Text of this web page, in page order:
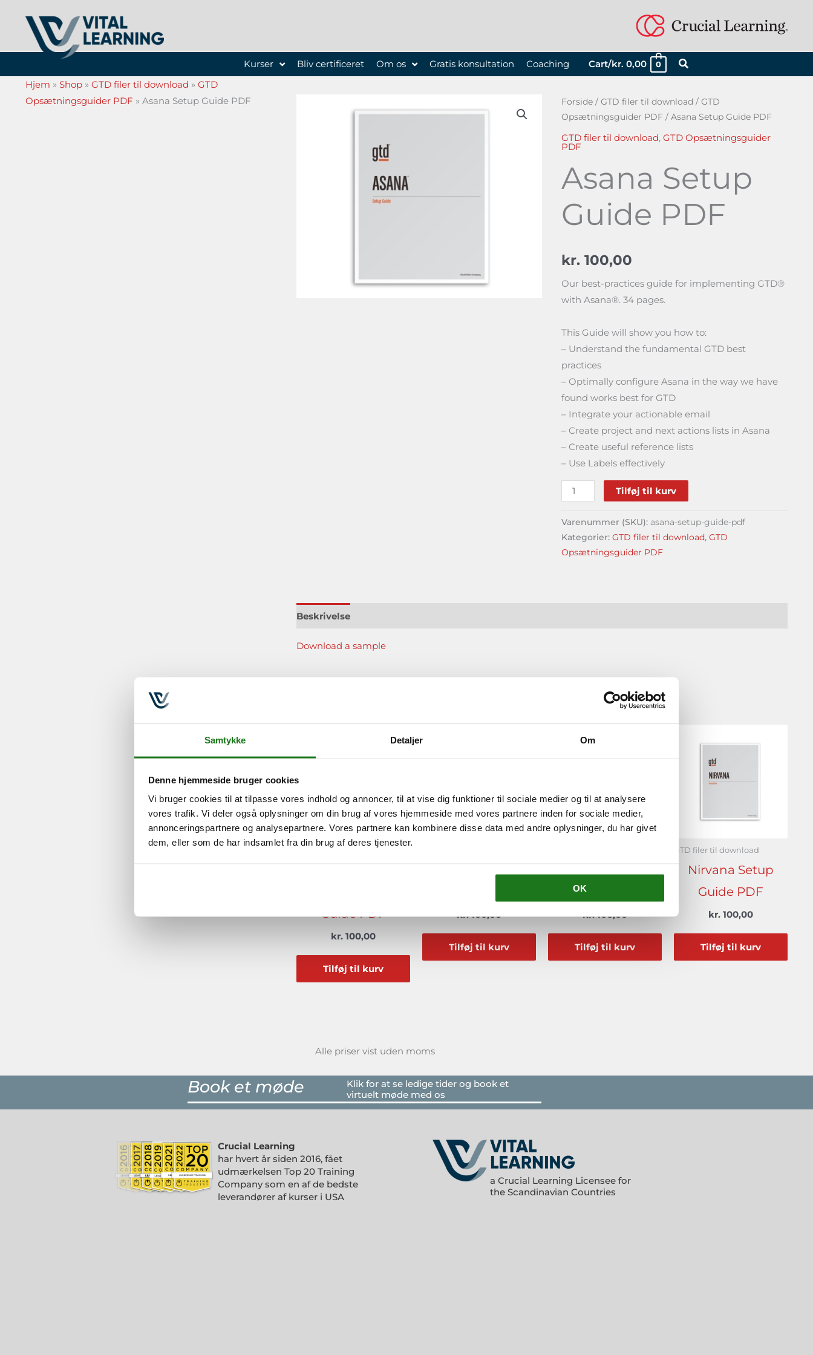
Samtykke Detaljer Om
Denne hjemmeside bruger cookies
Vi bruger cookies til at tilpasse vores indhold og annoncer, til at vise dig funktioner til sociale medier og til at analysere
vores trafik. Vi deler også oplysninger om din brug af vores hjemmeside med vores partnere inden for sociale medier,
annonceringspartnere og analysepartnere. Vores partnere kan kombinere disse data med andre oplysninger, du har givet
dem, eller som de har indsamlet fra din brug af deres tjenester.
OK
indholdet
Kurser Bliv certificeret Om os Gratis konsultation Coaching Cart/kr. 0,00 0
Hjem » Shop » GTD filer til download » GTD
Opsætningsguider PDF » Asana Setup Guide PDF Forside /GTD filer til download /GTD
Opsætningsguider PDF / Asana Setup Guide PDF
GTD filer til download,GTD Opsætningsguider
PDF
Asana Setup
Guide PDF
kr. 100,00
Our best-practices guide for implementing GTD®
with Asana®. 34 pages.
This Guide will show you how to:
– Understand the fundamental GTD best
practices
– Optimally configure Asana in the way we have
found works best for GTD
– Integrate your actionable email
– Create project and next actions lists in Asana
– Create useful reference lists
– Use Labels effectively
Asana
Setup
Guide
PDF
antal
Tilføj til kurv
Varenummer (SKU): asana-setup-guide-pdf
Kategorier:GTD filer til download,GTD
Opsætningsguider PDF
Beskrivelse
Download a sample
GTD filer til download
Guide PDF
kr.100,00
Tilføj til kurv
kr.100,00
Tilføj til kurv
Setup Guide PDF
kr.100,00
Tilføj til kurv
GTD filer til download
Nirvana Setup
Guide PDF
kr.100,00
Tilføj til kurv
Alle priser vist uden moms
Book et møde
Klik for at se ledige tider og book et
virtuelt møde med os
Crucial Learning
har hvert år siden 2016, fået
udmærkelsen Top 20 Training
Company som en af de bedste
leverandører af kurser i USA
a Crucial Learning Licensee for
the Scandinavian Countries